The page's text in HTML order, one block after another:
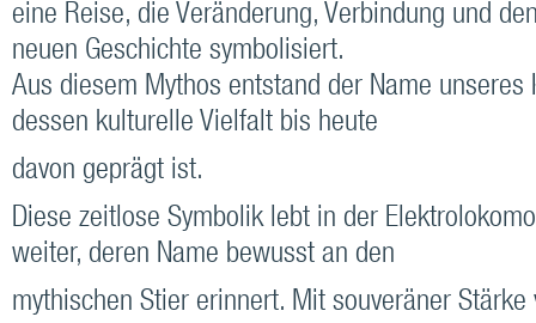
eine Reise, die Veränderung, Verbindung und
neuen Geschichte symbolisiert.
Aus diesem Mythos entstand der Name unseres
dessen kulturelle Vielfalt bis heute
davon geprägt ist.
Diese zeitlose Symbolik lebt in der
weiter, deren Name bewusst an den
mythischen Stier erinnert. Mit souveräner Stärke